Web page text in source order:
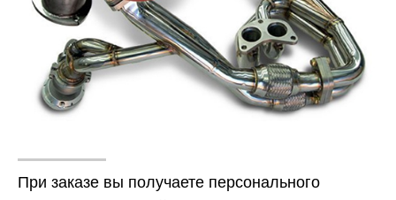
При заказе вы получаете персонального